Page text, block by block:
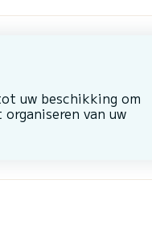
uw beschikking om
van uw